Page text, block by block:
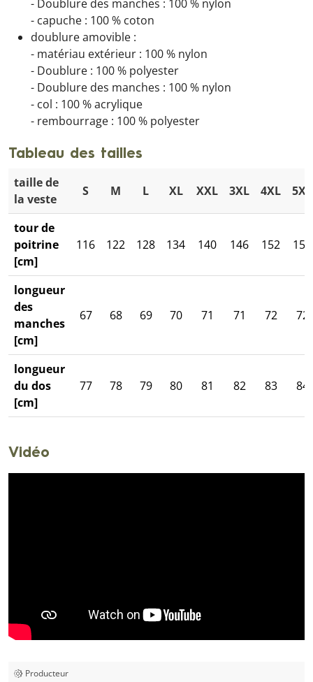
- Doublure des manches : 100 % nylon
- capuche : 100 % coton
doublure amovible :
- matériau extérieur : 100 % nylon
- Doublure : 100 % polyester
- Doublure des manches : 100 % nylon
- col : 100 % acrylique
- rembourrage : 100 % polyester
Tableau des tailles
taille de
la veste
S M L XL XXL 3XL 4XL 5XL
tour de
poitrine
[cm]
116 122 128 134 140 146 152 158
longueur
des
manches
[cm]
67 68 69 70 71 71 72 72
longueur
du dos
[cm]
77 78 79 80 81 82 83 84
Vidéo
Producteur